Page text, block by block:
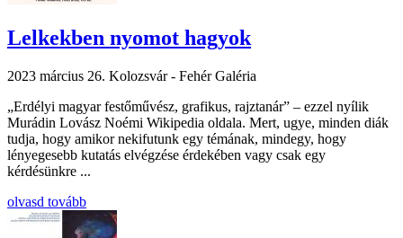
Lelkekben nyomot hagyok
2023 március 26. Kolozsvár - Fehér Galéria
„Erdélyi magyar festőművész, grafikus, rajztanár” – ezzel nyílik
Murádin Lovász Noémi Wikipedia oldala. Mert, ugye, minden diák
tudja, hogy amikor nekifutunk egy témának, mindegy, hogy
lényegesebb kutatás elvégzése érdekében vagy csak egy
kérdésünkre ...
olvasd tovább